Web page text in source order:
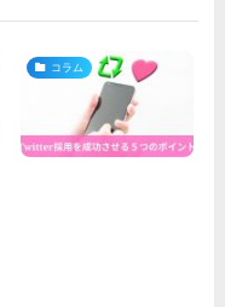
コラム